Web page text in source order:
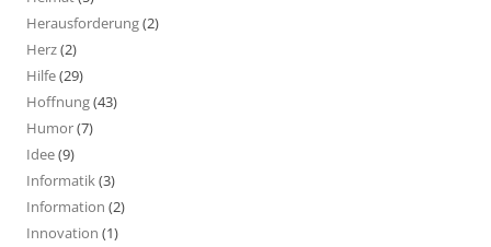
Herausforderung(2)
Herz(2)
Hilfe(29)
Hoffnung(43)
Humor(7)
Idee(9)
Informatik(3)
Information (2)
Innovation (1)